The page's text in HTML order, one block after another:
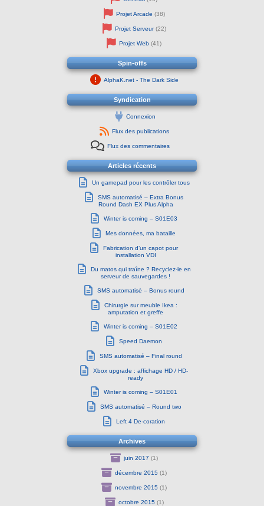
Projet Arcade (38)
Projet Serveur(22)
Projet Web (41)
Spin-offs
AlphaK.net - The Dark Side
Syndication
Connexion
Flux des publications
Flux des commentaires
Articles récents
Un gamepad pour les contrôler tous
SMS automatisé – Extra Bonus
Round Dash EX Plus Alpha
Winter is coming – S01E03
Mes données, ma bataille
Fabrication d’un capot pour
installation VDI
Du matos qui traîne ? Recyclez-le en
serveur de sauvegardes !
SMS automatisé – Bonus round
Chirurgie sur meuble Ikea :
amputation et greffe
Winter is coming – S01E02
Speed Daemon
SMS automatisé – Final round
Xbox upgrade : affichage HD / HD-
ready
Winter is coming – S01E01
SMS automatisé – Round two
Left 4 De-coration
Archives
juin 2017 (1)
décembre 2015 (1)
novembre 2015 (1)
octobre 2015 (1)